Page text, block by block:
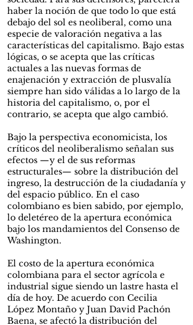
haber la noción de que todo lo que está
debajo del sol es neoliberal, como una
especie de valoración negativa a las
características del capitalismo. Bajo estas
lógicas, o se acepta que las críticas
actuales a las nuevas formas de
enajenación y extracción de plusvalía
siempre han sido válidas a lo largo de la
historia del capitalismo, o, por el
contrario, se acepta que algo cambió.
Bajo la perspectiva economicista, los
críticos del neoliberalismo señalan sus
efectos —y el de sus reformas
estructurales— sobre la distribución del
ingreso, la destrucción de la ciudadanía y
del espacio público. En el caso
colombiano es bien sabido, por ejemplo,
lo deletéreo de la apertura económica
bajo los mandamientos del Consenso de
Washington.
El costo de la apertura económica
colombiana para el sector agrícola e
industrial sigue siendo un lastre hasta el
día de hoy. De acuerdo con Cecilia
López Montaño y Juan David Pachón
Baena, se afectó la distribución del